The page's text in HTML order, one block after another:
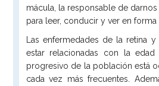
mácula, la responsable de
para leer, conducir y ver en forma
Las enfermedades de la retina
estar relacionadas con la
progresivo de la población está
cada vez más frecuentes.